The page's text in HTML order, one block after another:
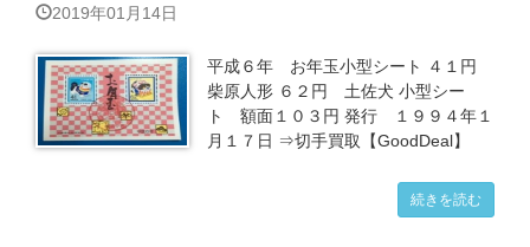
2019年01月14日
平成６年 お年玉小型シート ４１円
柴原人形 ６２円 土佐犬 小型シー
ト 額面１０３円 発行 １９９４年１
月１７日 ⇒切手買取【GoodDeal】
続きを読む